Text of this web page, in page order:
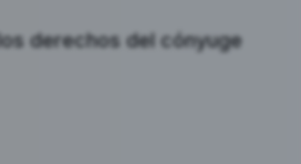
derechos del cónyuge